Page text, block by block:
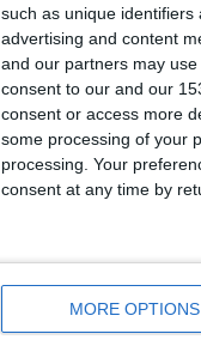
such as unique identifiers
advertising and content
and our partners may
consent to our and our
consent or access more
some processing of your
processing. Your
consent at any time by
MORE OPTIONS